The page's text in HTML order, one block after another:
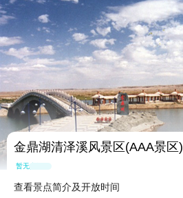
金鼎湖清泽溪风景区(AAA景区)
暂无点评
查看景点简介及开放时间
